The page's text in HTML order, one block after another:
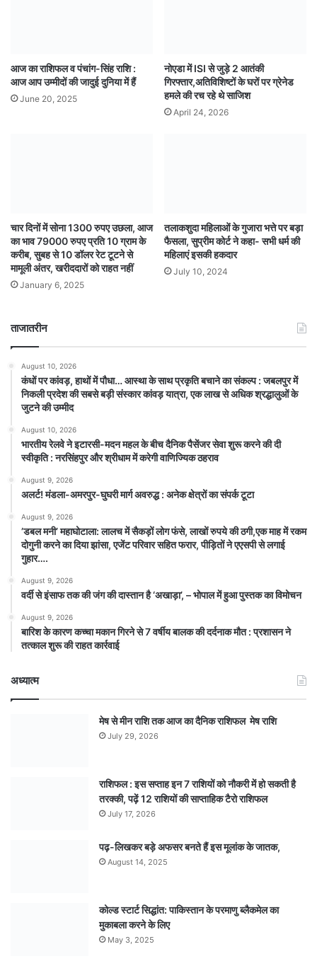
आज का राशिफल व पंचांग-सिंह राशि :
आज आप उम्मीदों की जादुई दुनिया में हैं
June 20, 2025
नोएडा में ISI से जुड़े 2 आतंकी
गिरफ्तार,अतिविशिष्टों के घरों पर ग्रेनेड
हमले की रच रहे थे साजिश
April 24, 2026
चार दिनों में सोना 1300 रुपए उछला, आज
का भाव 79000 रुपए प्रति 10 ग्राम के
करीब, सुबह से 10 डॉलर रेट टूटने से
मामूली अंतर, खरीददारों को राहत नहीं
January 6, 2025
तलाकशुदा महिलाओं के गुजारा भत्ते पर बड़ा
फैसला, सुप्रीम कोर्ट ने कहा- सभी धर्म की
महिलाएं इसकी हकदार
July 10, 2024
ताजातरीन
August 10, 2026
कंधों पर कांवड़, हाथों में पौधा… आस्था के साथ प्रकृति बचाने का संकल्प : जबलपुर में
निकली प्रदेश की सबसे बड़ी संस्कार कांवड़ यात्रा, एक लाख से अधिक श्रद्धालुओं के
जुटने की उम्मीद
August 10, 2026
भारतीय रेलवे ने इटारसी-मदन महल के बीच दैनिक पैसेंजर सेवा शुरू करने की दी
स्वीकृति : नरसिंहपुर और श्रीधाम में करेगी वाणिज्यिक ठहराव
August 9, 2026
अलर्ट! मंडला-अमरपुर-घुघरी मार्ग अवरुद्ध : अनेक क्षेत्रों का संपर्क टूटा
August 9, 2026
​’डबल मनी’ महाघोटाला: लालच में सैकड़ों लोग फंसे, लाखों रुपये की ठगी,एक माह में रकम
दोगुनी करने का दिया झांसा, एजेंट परिवार सहित फरार, पीड़ितों ने एएसपी से लगाई
गुहार….
August 9, 2026
वर्दी से इंसाफ तक की जंग की दास्तान है ‘अखाड़ा’, – भोपाल में हुआ पुस्तक का विमोचन
August 9, 2026
बारिश के कारण कच्चा मकान गिरने से 7 वर्षीय बालक की दर्दनाक मौत : प्रशासन ने
तत्काल शुरू की राहत कार्रवाई
अध्यात्म
मेष से मीन राशि तक आज का दैनिक राशिफल मेष राशि
July 29, 2026
राशिफल : इस सप्ताह इन 7 राशियों को नौकरी में हो सकती है
तरक्की, पढ़ें 12 राशियों की साप्ताहिक टैरो राशिफल
July 17, 2026
पढ़-लिखकर बड़े अफसर बनते हैं इस मूलांक के जातक,
August 14, 2025
कोल्ड स्टार्ट सिद्धांत: पाकिस्तान के परमाणु ब्लैकमेल का
मुकाबला करने के लिए
May 3, 2025